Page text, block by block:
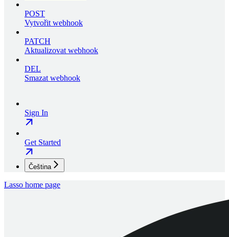
POST
Vytvořit webhook
PATCH
Aktualizovat webhook
DEL
Smazat webhook
Sign In
Get Started
Čeština
Lasso home page